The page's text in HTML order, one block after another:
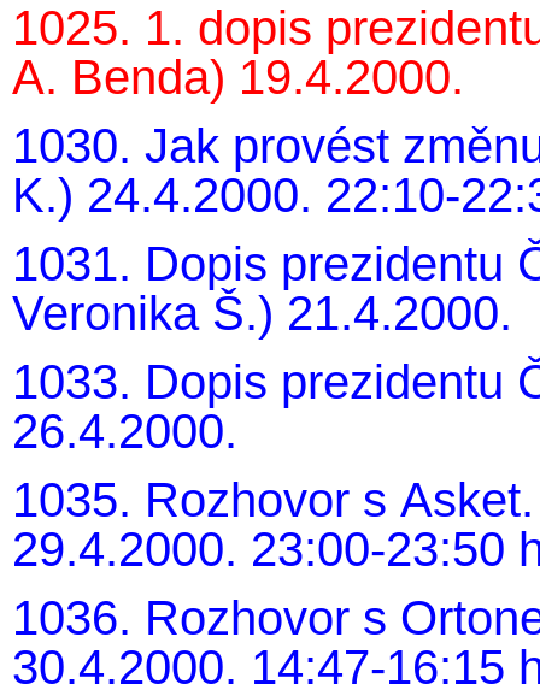
1025. 1. dopis
A. Benda) 19.4.2000.
1030. Jak provést
K.) 24.4.2000. 22:10-
1031. Dopis prezidentu
Veronika Š.) 21.4.2000.
1033. Dopis prezidentu
26.4.2000.
1035. Rozhovor s
29.4.2000. 23:00-23:50
1036. Rozhovor s
30.4.2000. 14:47-16:15